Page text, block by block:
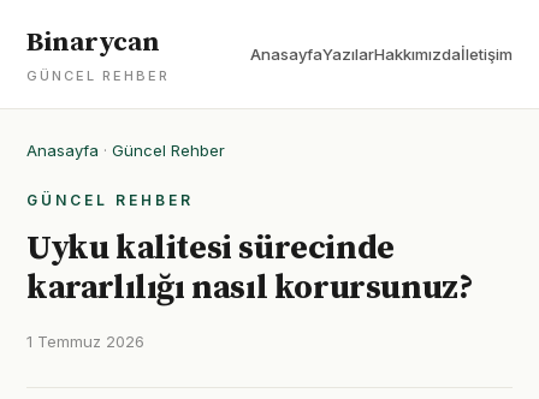
Binarycan
GÜNCEL REHBER
AnasayfaYazılarHakkımızdaİletişim
Anasayfa · Güncel Rehber
GÜNCEL REHBER
Uyku kalitesi sürecinde
kararlılığı nasıl korursunuz?
1 Temmuz 2026